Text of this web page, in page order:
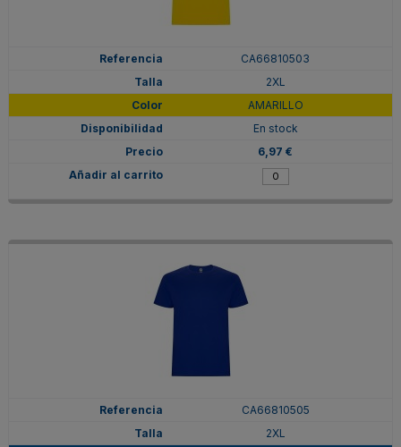
CA66810503
2XL
AMARILLO
En stock
6,97 €
CA66810505
2XL